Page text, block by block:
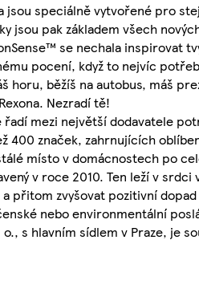
jsou speciálně vytvořené pro
jsou pak základem všech
se nechala inspirovat
pocení, když to nejvíc
horu, běžíš na autobus, máš
Nezradí tě!
mezi největší dodavatele
400 značek, zahrnujících
místo v domácnostech po
v roce 2010. Ten leží v
přitom zvyšovat pozitivní
nebo environmentální
o., s hlavním sídlem v Praze,